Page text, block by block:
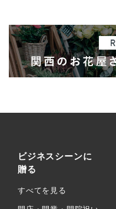
ビジネスシーンに
贈る
すべてを見る